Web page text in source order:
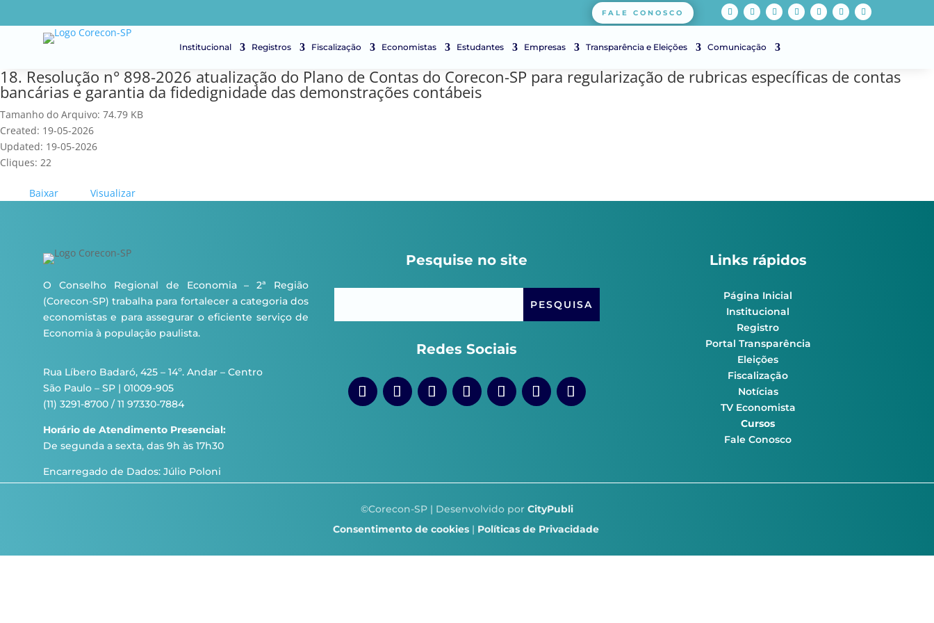
FALE CONOSCO
Institucional Registros Fiscalização Economistas Estudantes Empresas Transparência e Eleições Comunicação
18. Resolução n° 898-2026 atualização do Plano de Contas do Corecon-SP para regularização de rubricas específicas de contas
bancárias e garantia da fidedignidade das demonstrações contábeis
Tamanho do Arquivo: 74.79 KB
Created: 19-05-2026
Updated: 19-05-2026
Cliques: 22
Baixar Visualizar
O Conselho Regional de Economia – 2ª Região
(Corecon-SP) trabalha para fortalecer a categoria dos
economistas e para assegurar o eficiente serviço de
Economia à população paulista.
Rua Líbero Badaró, 425 – 14º. Andar – Centro
São Paulo – SP | 01009-905
(11) 3291-8700 / 11 97330-7884
Horário de Atendimento Presencial:
De segunda a sexta, das 9h às 17h30
Encarregado de Dados: Júlio Poloni
Pesquise no site
Redes Sociais
Links rápidos
Página Inicial
Institucional
Registro
Portal Transparência
Eleições
Fiscalização
Notícias
TV Economista
Cursos
Fale Conosco
©Corecon-SP | Desenvolvido por CityPubli
Consentimento de cookies| Políticas de Privacidade